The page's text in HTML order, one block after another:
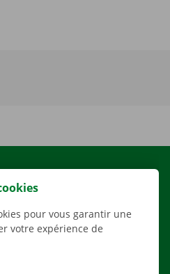
pour vous garantir une
votre expérience de